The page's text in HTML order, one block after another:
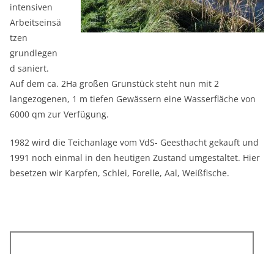
intensiven
Arbeitseinsä
tzen
grundlegen
d saniert.
Auf dem ca. 2Ha großen Grunstück steht nun mit 2
langezogenen, 1 m tiefen Gewässern eine Wasserfläche von
6000 qm zur Verfügung.
1982 wird die Teichanlage vom VdS- Geesthacht gekauft und
1991 noch einmal in den heutigen Zustand umgestaltet. Hier
besetzen wir Karpfen, Schlei, Forelle, Aal, Weißfische.